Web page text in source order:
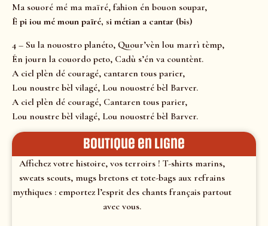
Ma souoré mé ma maïré, fahion én bouon soupar,
È pi iou mé moun païré, si métian a cantar (bis)
4 – Su la nouostro planéto, Quour’vèn lou marrì tèmp,
Én journ la couordo peto, Cadù s’én va countènt.
A ciel plèn dé couragé, cantaren tous parier,
Lou noustre bèl vilagé, Lou nouostré bèl Barver.
A ciel plèn dé couragé, Cantaren tous parier,
Lou noustre bèl vilagé, Lou nouostré bèl Barver.
Boutique en ligne
Affichez votre histoire, vos terroirs ! T-shirts marins,
sweats scouts, mugs bretons et tote-bags aux refrains
mythiques : emportez l’esprit des chants français partout
avec vous.